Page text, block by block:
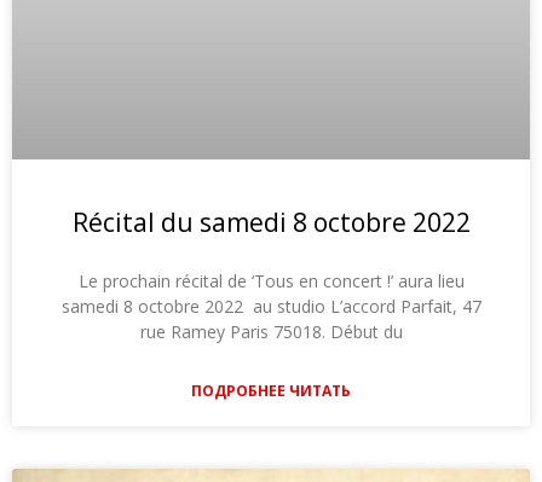
Récital du samedi 8 octobre 2022
Le prochain récital de ‘Tous en concert !’ aura lieu
samedi 8 octobre 2022 au studio L’accord Parfait, 47
rue Ramey Paris 75018. Début du
ПОДРОБНЕЕ ЧИТАТЬ